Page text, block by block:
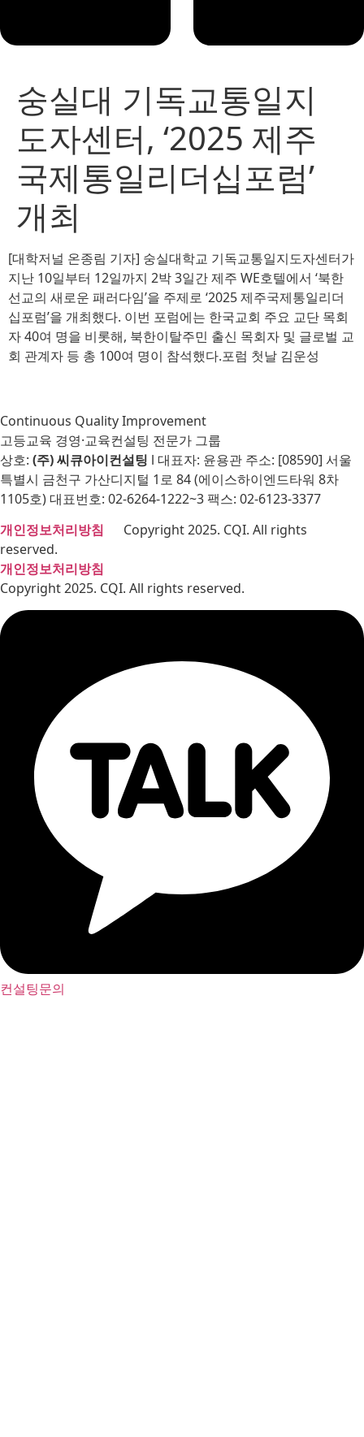
숭실대 기독교통일지
도자센터, ‘2025 제주
국제통일리더십포럼’
개최
[대학저널 온종림 기자] 숭실대학교 기독교통일지도자센터가
지난 10일부터 12일까지 2박 3일간 제주 WE호텔에서 ‘북한
선교의 새로운 패러다임’을 주제로 ‘2025 제주국제통일리더
십포럼’을 개최했다. 이번 포럼에는 한국교회 주요 교단 목회
자 40여 명을 비롯해, 북한이탈주민 출신 목회자 및 글로벌 교
회 관계자 등 총 100여 명이 참석했다.포럼 첫날 김운성
Continuous Quality Improvement
고등교육 경영·교육컨설팅 전문가 그룹
상호: (주) 씨큐아이컨설팅 l 대표자: 윤용관 주소: [08590] 서울
특별시 금천구 가산디지털 1로 84 (에이스하이엔드타워 8차
1105호) 대표번호: 02-6264-1222~3 팩스: 02-6123-3377
개인정보처리방침 Copyright 2025. CQI. All rights
reserved.
개인정보처리방침
Copyright 2025. CQI. All rights reserved.
컨설팅문의